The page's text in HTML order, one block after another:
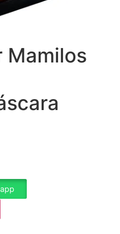
Mamilos